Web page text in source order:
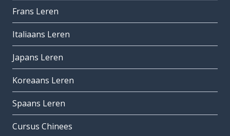
Frans Leren
Italiaans Leren
Japans Leren
Koreaans Leren
Spaans Leren
Cursus Chinees